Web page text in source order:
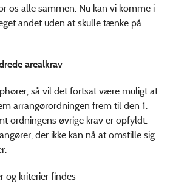
os alle sammen. Nu kan vi komme i
andet uden at skulle tænke på
arealkrav
så vil det fortsat være muligt at
arrangørordningen frem til den 1.
ordningens øvrige krav er opfyldt.
der ikke kan nå at omstille sig
og kriterier findes